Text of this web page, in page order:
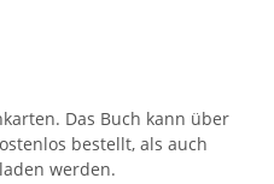
Das Buch kann über
bestellt, als auch
werden.